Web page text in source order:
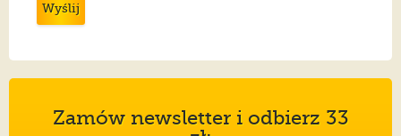
Wyślij
Zamów newsletter i odbierz 33